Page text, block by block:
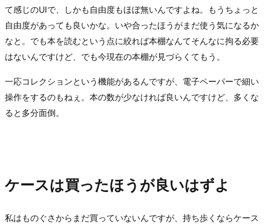
て感じのUIで、しかも自由度もほぼ無いんですよね。もうちょっと
自由度があっても良いかな。いや合ったほうがまだ使う気になるか
なと。でも本を読むという点に絞れば本棚なんてそんなに拘る必要
はないんですけど、でも今現在の本棚が見づらくてもう。
一応コレクションという機能があるんですが、電子ペーパーで細い
操作をするのもねぇ。本の数が少なければ良いんですけど、多くな
ると多分面倒。
ケースは買ったほうが良いはずよ
私はものぐさからまだ買っていないんですが、持ち歩くならケース